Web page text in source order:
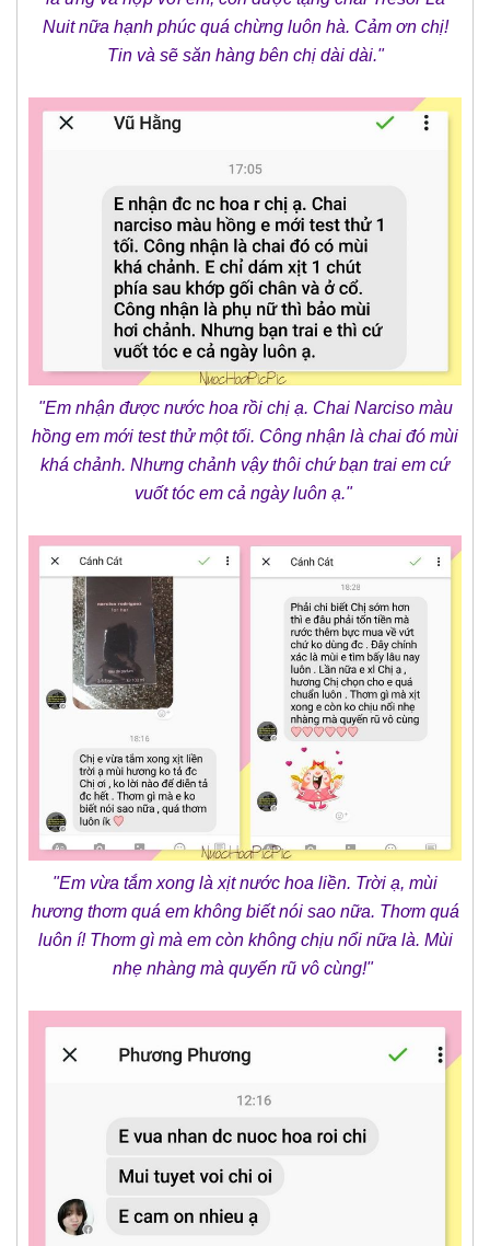
Nuit nữa hạnh phúc quá chừng luôn hà. Cảm ơn chị!
Tin và sẽ săn hàng bên chị dài dài."
"Em nhận được nước hoa rồi chị ạ. Chai Narciso màu
hồng em mới test thử một tối. Công nhận là chai đó mùi
khá chảnh. Nhưng chảnh vậy thôi chứ bạn trai em cứ
vuốt tóc em cả ngày luôn ạ."
"Em vừa tắm xong là xịt nước hoa liền. Trời ạ, mùi
hương thơm quá em không biết nói sao nữa. Thơm quá
luôn í! Thơm gì mà em còn không chịu nổi nữa là. Mùi
nhẹ nhàng mà quyến rũ vô cùng!"